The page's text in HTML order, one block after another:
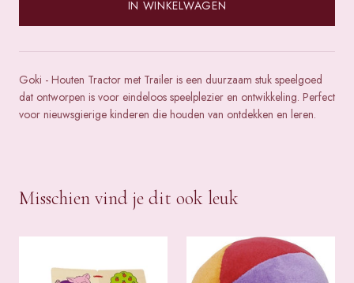
IN WINKELWAGEN
Goki - Houten Tractor met Trailer is een duurzaam stuk speelgoed
dat ontworpen is voor eindeloos speelplezier en ontwikkeling. Perfect
voor nieuwsgierige kinderen die houden van ontdekken en leren.
Misschien vind je dit ook leuk